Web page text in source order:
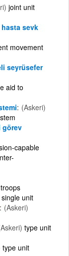
joint unit
sevk
movement
seyrüsefer
aid to
(Askeri)
görev
capable
unit
(Askeri)
type unit
type unit